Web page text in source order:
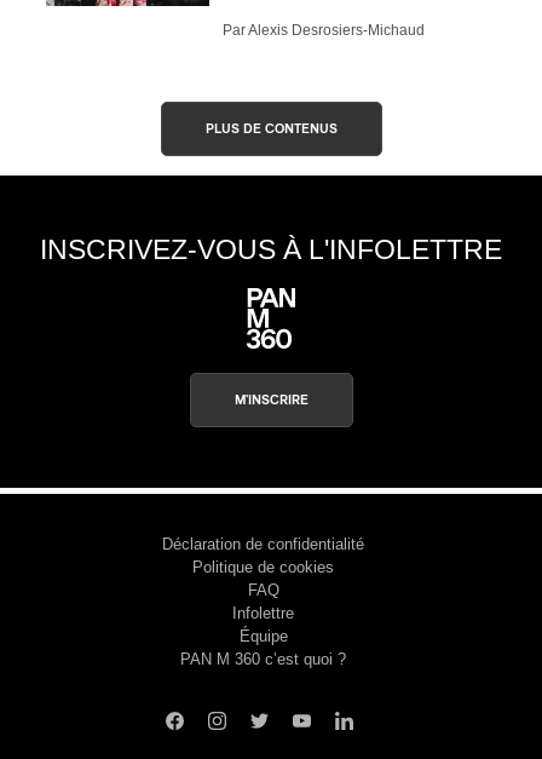
Par Alexis Desrosiers-Michaud
PLUS DE CONTENUS
INSCRIVEZ-VOUS À L'INFOLETTRE
M'INSCRIRE
Déclaration de confidentialité
Politique de cookies
FAQ
Infolettre
Équipe
PAN M 360 c’est quoi ?